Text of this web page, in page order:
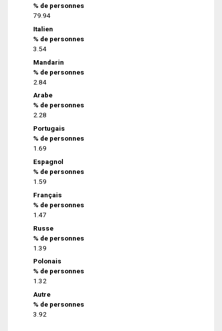
% de personnes
79.94
Italien
% de personnes
3.54
Mandarin
% de personnes
2.84
Arabe
% de personnes
2.28
Portugais
% de personnes
1.69
Espagnol
% de personnes
1.59
Français
% de personnes
1.47
Russe
% de personnes
1.39
Polonais
% de personnes
1.32
Autre
% de personnes
3.92